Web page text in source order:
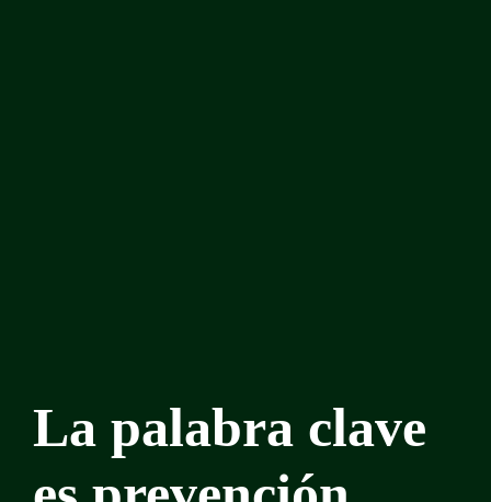
La palabra clave